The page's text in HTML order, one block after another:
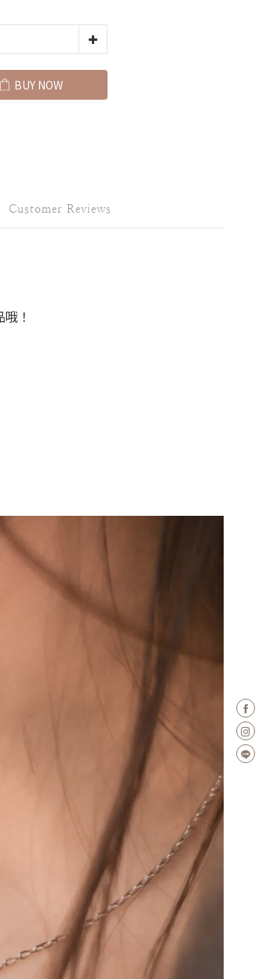
BUY NOW
Customer Reviews
！